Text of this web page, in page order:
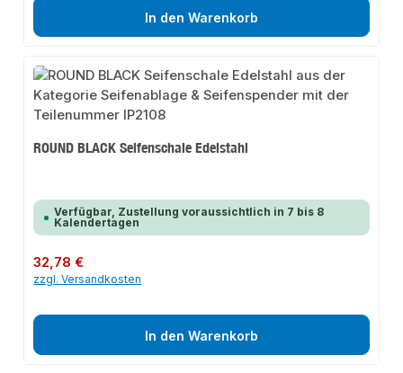
In den Warenkorb
ROUND BLACK Seifenschale Edelstahl
Verfügbar, Zustellung voraussichtlich in 7 bis 8
Kalendertagen
Regulärer Preis:
32,78 €
zzgl. Versandkosten
In den Warenkorb